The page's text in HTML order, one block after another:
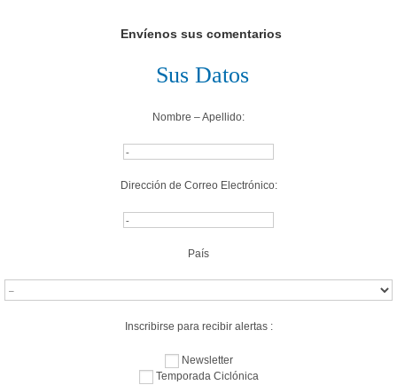
Envíenos sus comentarios
Sus Datos
Nombre – Apellido:
Dirección de Correo Electrónico:
País
Inscribirse para recibir alertas :
Newsletter
Temporada Ciclónica